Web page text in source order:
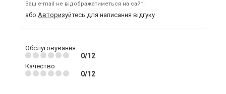
Ваш e-mail не відображатиметься на сайті
або Авторизуйтесь для написання відгуку
Обслуговування
0/12
Качество
0/12